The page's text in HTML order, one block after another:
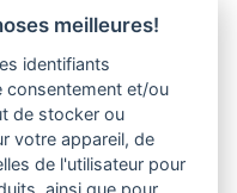
meilleures!
identifiants
consentement et/ou
de stocker ou
votre appareil, de
de l'utilisateur pour
ainsi que pour